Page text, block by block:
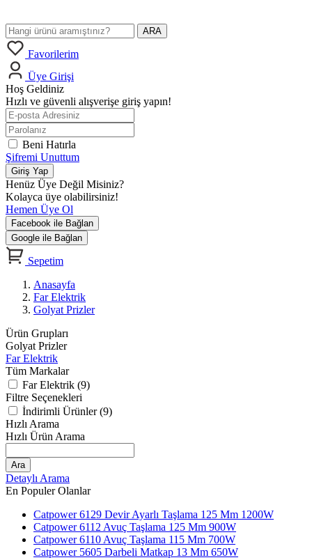
ARA
Favorilerim
Üye Girişi
Hoş Geldiniz
Hızlı ve güvenli alışverişe giriş yapın!
Beni Hatırla
Şifremi Unuttum
Giriş Yap
Henüz Üye Değil Misiniz?
Kolayca üye olabilirsiniz!
Hemen Üye Ol
Facebook ile Bağlan
Google ile Bağlan
Sepetim
Anasayfa
Far Elektrik
Golyat Prizler
Ürün Grupları
Golyat Prizler
Far Elektrik
Tüm Markalar
Far Elektrik (9)
Filtre Seçenekleri
İndirimli Ürünler (9)
Hızlı Arama
Hızlı Ürün Arama
Ara
Detaylı Arama
En Populer Olanlar
Catpower 6129 Devir Ayarlı Taşlama 125 Mm 1200W
Catpower 6112 Avuç Taşlama 125 Mm 900W
Catpower 6110 Avuç Taşlama 115 Mm 700W
Catpower 5605 Darbeli Matkap 13 Mm 650W